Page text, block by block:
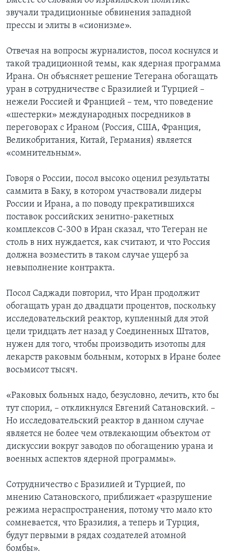
звучали традиционные обвинения западной
прессы и элиты в «сионизме».
Отвечая на вопросы журналистов, посол коснулся и
такой традиционной темы, как ядерная программа
Ирана. Он объясняет решение Тегерана обогащать
уран в сотрудничестве с Бразилией и Турцией –
нежели Россией и Францией – тем, что поведение
«шестерки» международных посредников в
переговорах с Ираном (Россия, США, Франция,
Великобритания, Китай, Германия) является
«сомнительным».
Говоря о России, посол высоко оценил результаты
саммита в Баку, в котором участвовали лидеры
России и Ирана, а по поводу прекратившихся
поставок российских зенитно-ракетных
комплексов С-300 в Иран сказал, что Тегеран не
столь в них нуждается, как считают, и что Россия
должна возместить в таком случае ущерб за
невыполнение контракта.
Посол Саджади повторил, что Иран продолжит
обогащать уран до двадцати процентов, поскольку
исследовательский реактор, купленный для этой
цели тридцать лет назад у Соединенных Штатов,
нужен для того, чтобы производить изотопы для
лекарств раковым больным, которых в Иране более
восьмисот тысяч.
«Раковых больных надо, безусловно, лечить, кто бы
тут спорил, – откликнулся Евгений Сатановский. –
Но исследовательский реактор в данном случае
является не более чем отвлекающим объектом от
дискуссии вокруг заводов по обогащению урана и
военных аспектов ядерной программы».
Сотрудничество с Бразилией и Турцией, по
мнению Сатановского, приближает «разрушение
режима нераспространения, потому что мало кто
сомневается, что Бразилия, а теперь и Турция,
будут первыми в рядах создателей атомной
бомбы».